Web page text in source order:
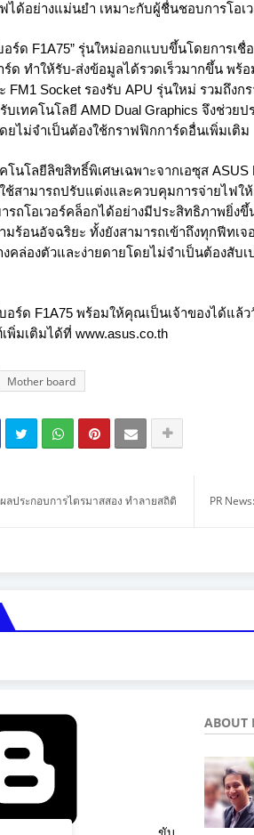
ด้อย่างแม่นยำ เหมาะกับผู้ชื่นชอบการโอเ
F1A75” รุ่นใหม่ออกแบบขึ้นโดยการเชื่อ
ด ทำให้รับ-ส่งข้อมูลได้รวดเร็วมากขึ้น พร้
FM1 Socket รองรับ APU รุ่นใหม่ รวมถึง
เทคโนโลยี AMD Dual Graphics จึงช่วย
ยไม่จำเป็นต้องใช้กราฟฟิกการ์ดอื่นเพิ่มเติม
ลยีลิขสิทธิ์พิเศษเฉพาะจากเอซุส ASUS
ช้สามารถปรับแต่งและควบคุมการจ่ายไฟ
รถโอเวอร์คล็อกได้อย่างมีประสิทธิภาพยิ่ง
ร้อนอัจฉริยะ ทั้งยังสามารถเข้าถึงทุกฟีทเ
คล่องตัวและง่ายดายโดยไม่จำเป็นต้องสับ
F1A75 พร้อมให้คุณเป็นเจ้าของได้แล้ว
มเติมได้ที่ www.asus.co.th
Mother board
PR
ลประกอบการไตรมาสสอง ทำลายสถิติ
ABOUT